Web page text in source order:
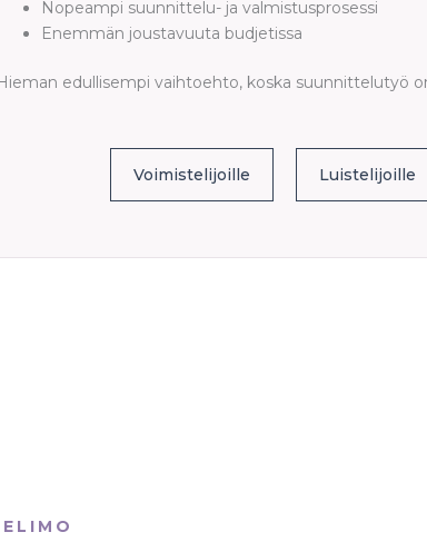
Nopeampi suunnittelu- ja valmistusprosessi
Enemmän joustavuuta budjetissa
edullisempi vaihtoehto, koska suunnittelutyö
Voimistelijoille Luistelijoille